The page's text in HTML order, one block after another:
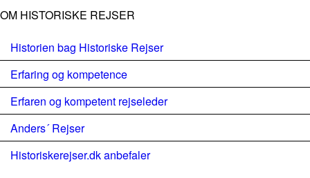
OM HISTORISKE REJSER
Historien bag Historiske Rejser
Erfaring og kompetence
Erfaren og kompetent rejseleder
Anders´ Rejser
Historiskerejser.dk anbefaler